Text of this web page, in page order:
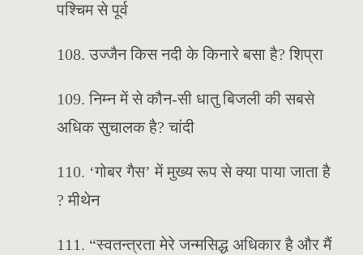
पश्चिम से पूर्व
108. उज्जैन किस नदी के किनारे बसा है? शिप्रा
109. निम्न में से कौन-सी धातु बिजली की सबसे
अधिक सुचालक है? चांदी
110. ‘गोबर गैस’ में मुख्य रूप से क्या पाया जाता है
? मीथेन
111. “स्वतन्त्रता मेरे जन्मसिद्ध अधिकार है और मैं